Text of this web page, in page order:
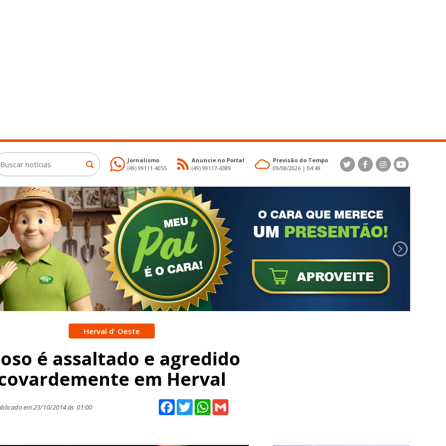
Jornalismo
(49) 99111-4055
Anuncie no Portal
(49) 99117-4389
Previsão do Tempo
09/08/2026 | 04:49
Herval d' Oeste
é assaltado e agredido
em Herval
em 23/10/2014 ás 01:00 Facebook
TwitterWhatsApp
Gmail